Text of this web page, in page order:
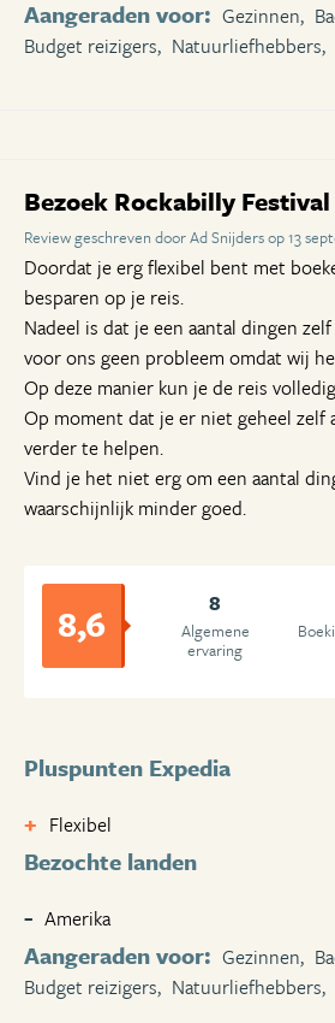
Aangeraden voor: Gezinnen,
Budget reizigers, Natuurliefhebbers,
Bezoek Rockabilly
Review geschreven door Ad Snijders op 13
Doordat je erg flexibel bent met
besparen op je reis.
Nadeel is dat je een aantal dingen
voor ons geen probleem omdat wij
Op deze manier kun je de reis
Op moment dat je er niet geheel
verder te helpen.
Vind je het niet erg om een aantal
waarschijnlijk minder goed.
8,6 8
Algemene
ervaring
Pluspunten Expedia
Flexibel
Bezochte landen
Amerika
Aangeraden voor: Gezinnen,
Budget reizigers, Natuurliefhebbers,